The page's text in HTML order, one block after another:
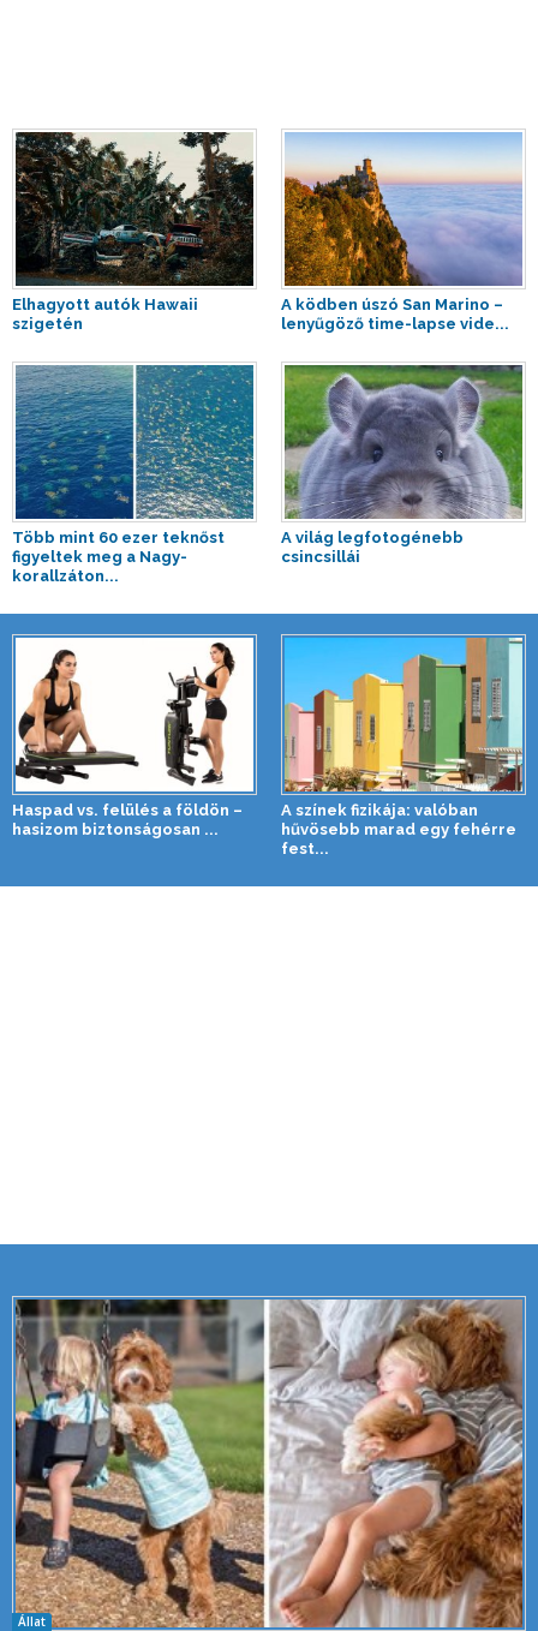
Elhagyott autók Hawaii
szigetén
A ködben úszó San Marino –
lenyűgöző time-lapse vide...
Több mint 60 ezer teknőst
figyeltek meg a Nagy-
korallzáton...
A világ legfotogénebb
csincsillái
Haspad vs. felülés a földön –
hasizom biztonságosan ...
A színek fizikája: valóban
hűvösebb marad egy fehérre
fest...
Állat